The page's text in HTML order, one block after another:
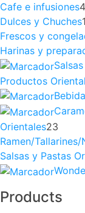
Cafe e infusiones
Dulces y Chuches
Frescos y
Harinas y
Productos
Orientales23
Ramen/
Salsas y Pastas
Products